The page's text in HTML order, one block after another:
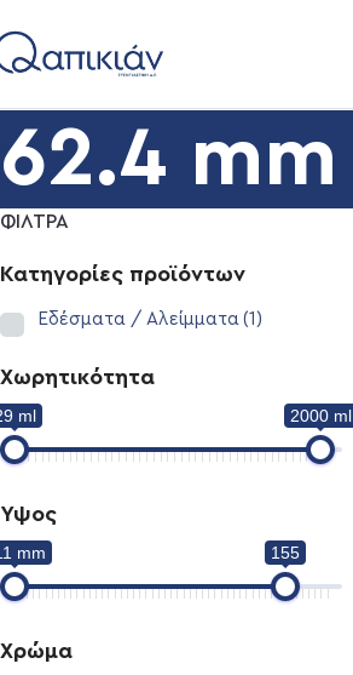
62.4 mm
ΦΙΛΤΡΑ
Κατηγορίες προϊόντων
Εδέσματα / Αλείμματα (1)
Χωρητικότητα
ml 2000 ml
Ύψος
mm 155
Χρώμα